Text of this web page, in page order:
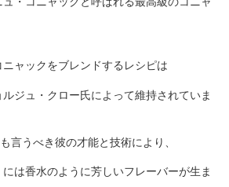
ャックをブレンドするレシピは
ジュ・クロー氏によって維持されていま
言うべき彼の才能と技術により、
には香水のように芳しいフレーバーが生ま